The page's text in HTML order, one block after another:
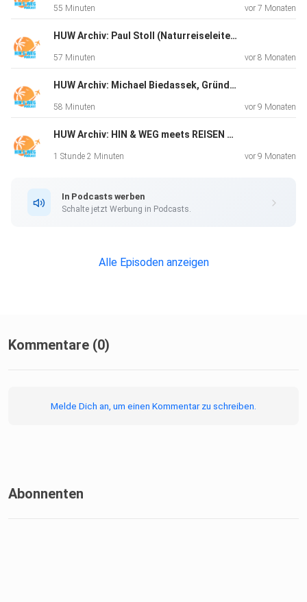
55 Minuten vor 7 Monaten
HUW Archiv: Paul Stoll (Naturreiseleiter, Wildlife-Fotograf und Produktdesigner)
57 Minuten vor 8 Monaten
HUW Archiv: Michael Biedassek, Gründer - Bangkok Vanguards
58 Minuten vor 9 Monaten
HUW Archiv: HIN & WEG meets REISEN REISEN (Runde 2)
1 Stunde 2 Minuten vor 9 Monaten
In Podcasts werben
Schalte jetzt Werbung in Podcasts.
Alle Episoden anzeigen
Kommentare (0)
Melde Dich an, um einen Kommentar zu schreiben.
Abonnenten